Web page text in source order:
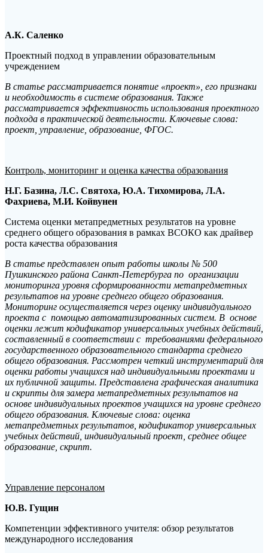
А.К. Саленко
Проектный подход в управлении образовательным
учреждением
В статье рассматривается понятие «проект», его признаки
и необходимость в системе образования. Также
рассматривается эффективность использования проектного
подхода в практической деятельности. Ключевые слова:
проект, управление, образование, ФГОС.
Контроль, мониторинг и оценка качества образования
Н.Г. Базина, Л.С. Святоха, Ю.А. Тихомирова, Л.А.
Фахриева, М.И. Койвунен
Система оценки метапредметных результатов на уровне
среднего общего образования в рамках ВСОКО как драйвер
роста качества образования
В статье представлен опыт работы школы № 500
Пушкинского района Санкт-Петербурга по организации
мониторинга уровня сформированности метапредметных
результатов на уровне среднего общего образования.
Мониторинг осуществляется через оценку индивидуального
проекта с помощью автоматизированных систем. В основе
оценки лежит кодификатор универсальных учебных действий,
составленный в соответствии с требованиями федерального
государственного образовательного стандарта среднего
общего образования. Рассмотрен четкий инструментарий для
оценки работы учащихся над индивидуальными проектами и
их публичной защиты. Представлена графическая аналитика
и скрипты для замера метапредметных результатов на
основе индивидуальных проектов учащихся на уровне среднего
общего образования. Ключевые слова: оценка
метапредметных результатов, кодификатор универсальных
учебных действий, индивидуальный проект, среднее общее
образование, скрипт.
Управление персоналом
Ю.В. Гущин
Компетенции эффективного учителя: обзор результатов
международного исследования